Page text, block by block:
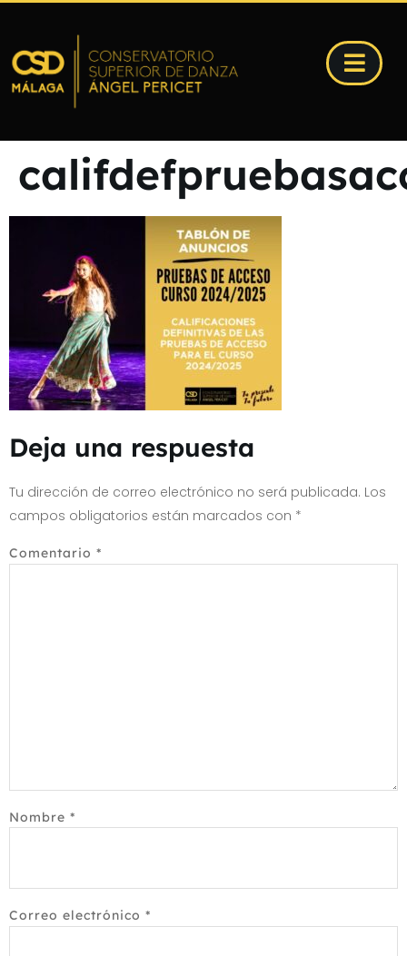
Deja una respuesta
Tu dirección de correo electrónico no será publicada. Los
campos obligatorios están marcados con *
Comentario *
Nombre *
Correo electrónico *